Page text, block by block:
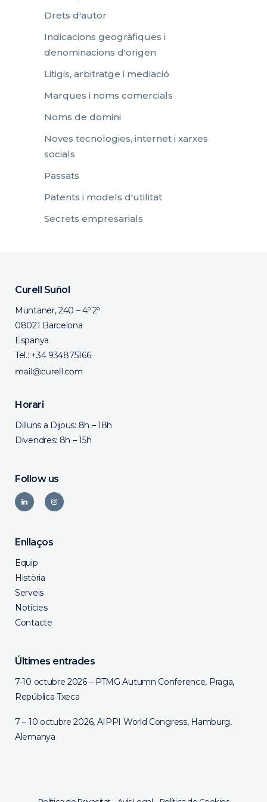
Drets d'autor
Indicacions geogràfiques i
denominacions d'origen
Litigis, arbitratge i mediació
Marques i noms comercials
Noms de domini
Noves tecnologies, internet i xarxes
socials
Passats
Patents i models d'utilitat
Secrets empresarials
Curell Suñol
Muntaner, 240 – 4º 2ª
08021 Barcelona
Espanya
Tel.: +34 934875166
Horari
Dilluns a Dijous: 8h – 18h
Divendres: 8h – 15h
Follow us
Enllaços
Equip
Història
Serveis
Notícies
Contacte
Últimes entrades
7-10 octubre 2026 – PTMG Autumn Conference, Praga,
República Txeca
7 – 10 octubre 2026, AIPPI World Congress, Hamburg,
Alemanya